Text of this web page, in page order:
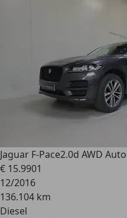
Jaguar F-Pace2.0d AWD
€ 15.9901
12/2016
136.104 km
Diesel